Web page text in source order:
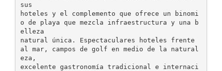
sus
hoteles y el complemento que ofrece un binomi
o de playa que mezcla infraestructura y una b
elleza
natural única. Espectaculares hoteles frente
al mar, campos de golf en medio de la natural
eza,
excelente gastronomía tradicional e internaci